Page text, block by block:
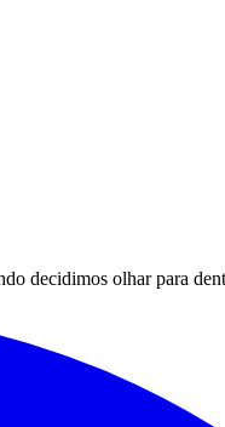
decidimos olhar para